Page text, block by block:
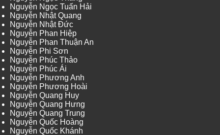
Nguyễn Ngọc Tuấn Hải
Nguyễn Nhật Quang
Nguyễn Nhật Đức
Nguyễn Phan Hiệp
Nguyễn Phan Thuận An
Nguyễn Phi Sơn
Nguyễn Phúc Thảo
Nguyễn Phúc Ái
Nguyễn Phương Anh
Nguyễn Phương Hoài
Nguyễn Quang Huy
Nguyễn Quang Hưng
Nguyễn Quang Trung
Nguyễn Quốc Hoàng
Nguyễn Quốc Khánh